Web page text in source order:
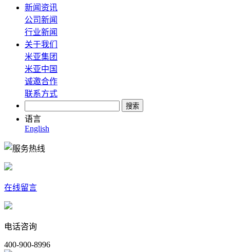
新闻资讯
公司新闻
行业新闻
关于我们
米亚集团
米亚中国
诚邀合作
联系方式
语言
English
在线留言
电话咨询
400-900-8996